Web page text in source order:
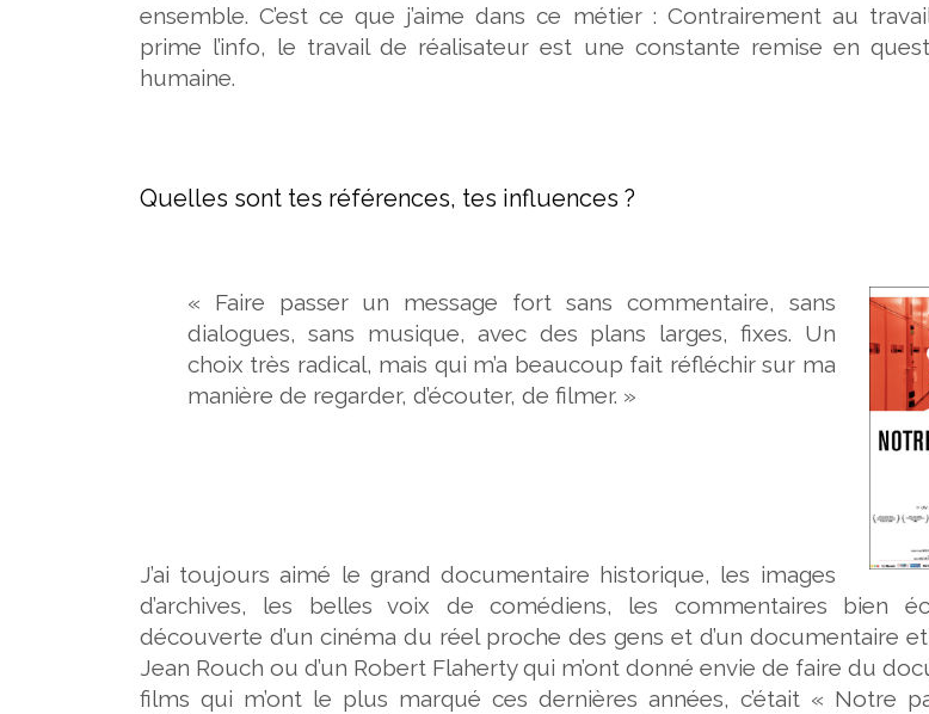
ensemble. C’est ce que j’aime dans ce métier : Contrairement au
prime l’info, le travail de réalisateur est une constante remise en
humaine.
Quelles sont tes références, tes influences ?
« Faire passer un message fort sans commentaire, sans
dialogues, sans musique, avec des plans larges, fixes. Un
choix très radical, mais qui m’a beaucoup fait réfléchir sur ma
manière de regarder, d’écouter, de filmer. »
J’ai toujours aimé le grand documentaire historique, les images
d’archives, les belles voix de comédiens, les commentaires bien
découverte d’un cinéma du réel proche des gens et d’un documentaire
Jean Rouch ou d’un Robert Flaherty qui m’ont donné envie de faire du
films qui m’ont le plus marqué ces dernières années, c’était « Notre